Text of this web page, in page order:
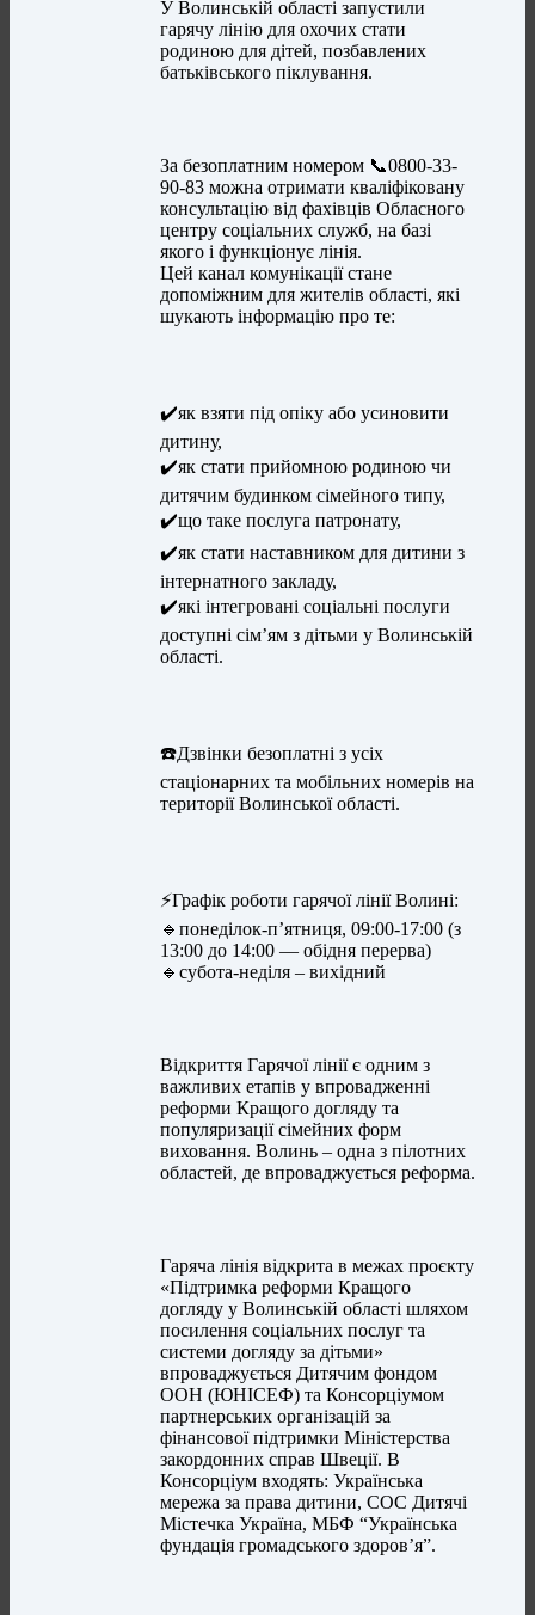
У Волинській області запустили
гарячу лінію для охочих стати
родиною для дітей, позбавлених
батьківського піклування.
За безоплатним номером 📞0800-33-
90-83 можна отримати кваліфіковану
консультацію від фахівців Обласного
центру соціальних служб, на базі
якого і функціонує лінія.
Цей канал комунікації стане
допоміжним для жителів області, які
шукають інформацію про те:
✔️як взяти під опіку або усиновити
дитину,
✔️як стати прийомною родиною чи
дитячим будинком сімейного типу,
✔️що таке послуга патронату,
✔️як стати наставником для дитини з
інтернатного закладу,
✔️які інтегровані соціальні послуги
доступні сім’ям з дітьми у Волинській
області.
☎️Дзвінки безоплатні з усіх
стаціонарних та мобільних номерів на
території Волинської області.
⚡️Графік роботи гарячої лінії Волині:
🔹понеділок-п’ятниця, 09:00-17:00 (з
13:00 до 14:00 — обідня перерва)
🔹субота-неділя – вихідний
Відкриття Гарячої лінії є одним з
важливих етапів у впровадженні
реформи Кращого догляду та
популяризації сімейних форм
виховання. Волинь – одна з пілотних
областей, де впроваджується реформа.
Гаряча лінія відкрита в межах проєкту
«Підтримка реформи Кращого
догляду у Волинській області шляхом
посилення соціальних послуг та
системи догляду за дітьми»
впроваджується Дитячим фондом
ООН (ЮНІСЕФ) та Консорціумом
партнерських організацій за
фінансової підтримки Міністерства
закордонних справ Швеції. В
Консорціум входять: Українська
мережа за права дитини, СОС Дитячі
Містечка Україна, МБФ “Українська
фундація громадського здоров’я”.